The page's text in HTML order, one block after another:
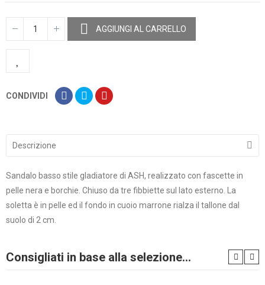
AGGIUNGI AL CARRELLO
CONDIVIDI
Descrizione
Sandalo basso stile gladiatore di ASH, realizzato con fascette in
pelle nera e borchie. Chiuso da tre fibbiette sul lato esterno. La
soletta è in pelle ed il fondo in cuoio marrone rialza il tallone dal
suolo di 2 cm.
Consigliati in base alla selezione...